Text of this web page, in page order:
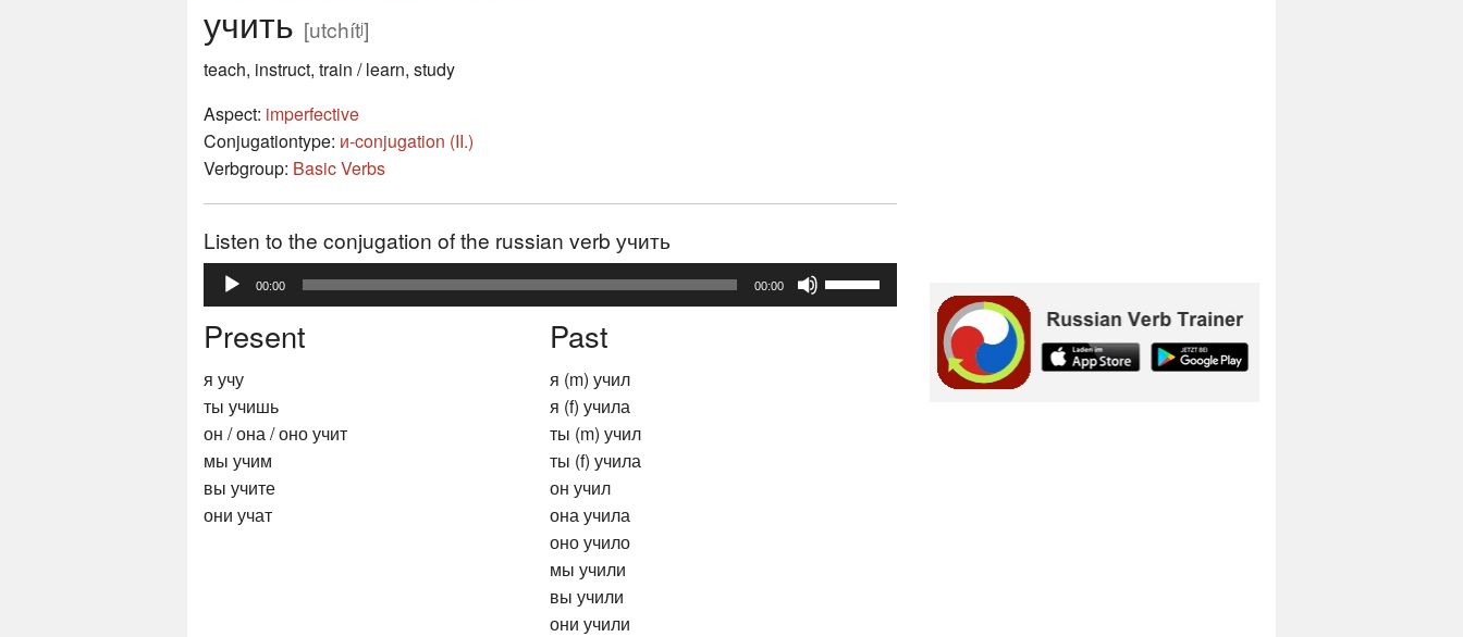
учить [utchítʲ]
teach, instruct, train / learn, study
Aspect: imperfective
Conjugationtype: и-conjugation (II.)
Verbgroup: Basic Verbs
Listen to the conjugation of the russian verb учить
Audio
Player
00:00 00:00
Present
я учу
ты учишь
он / она / оно учит
мы учим
вы учите
они учат
Past
я (m) учил
я (f) учила
ты (m) учил
ты (f) учила
он учил
она учила
оно учило
мы учили
вы учили
они учили